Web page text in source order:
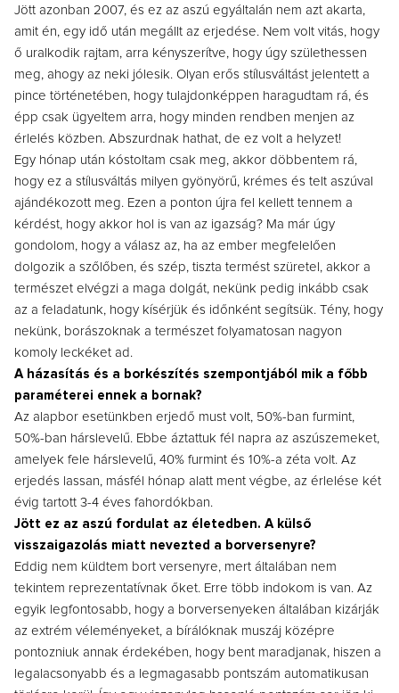
Jött azonban 2007, és ez az aszú egyáltalán nem azt akarta,
amit én, egy idő után megállt az erjedése. Nem volt vitás, hogy
ő uralkodik rajtam, arra kényszerítve, hogy úgy születhessen
meg, ahogy az neki jólesik. Olyan erős stílusváltást jelentett a
pince történetében, hogy tulajdonképpen haragudtam rá, és
épp csak ügyeltem arra, hogy minden rendben menjen az
érlelés közben. Abszurdnak hathat, de ez volt a helyzet!
Egy hónap után kóstoltam csak meg, akkor döbbentem rá,
hogy ez a stílusváltás milyen gyönyörű, krémes és telt aszúval
ajándékozott meg. Ezen a ponton újra fel kellett tennem a
kérdést, hogy akkor hol is van az igazság? Ma már úgy
gondolom, hogy a válasz az, ha az ember megfelelően
dolgozik a szőlőben, és szép, tiszta termést szüretel, akkor a
természet elvégzi a maga dolgát, nekünk pedig inkább csak
az a feladatunk, hogy kísérjük és időnként segítsük. Tény, hogy
nekünk, borászoknak a természet folyamatosan nagyon
komoly leckéket ad.
A házasítás és a borkészítés szempontjából mik a főbb
paraméterei ennek a bornak?
Az alapbor esetünkben erjedő must volt, 50%-ban furmint,
50%-ban hárslevelű. Ebbe áztattuk fél napra az aszúszemeket,
amelyek fele hárslevelű, 40% furmint és 10%-a zéta volt. Az
erjedés lassan, másfél hónap alatt ment végbe, az érlelése két
évig tartott 3-4 éves fahordókban.
Jött ez az aszú fordulat az életedben. A külső
visszaigazolás miatt nevezted a borversenyre?
Eddig nem küldtem bort versenyre, mert általában nem
tekintem reprezentatívnak őket. Erre több indokom is van. Az
egyik legfontosabb, hogy a borversenyeken általában kizárják
az extrém véleményeket, a bírálóknak muszáj középre
pontozniuk annak érdekében, hogy bent maradjanak, hiszen a
legalacsonyabb és a legmagasabb pontszám automatikusan